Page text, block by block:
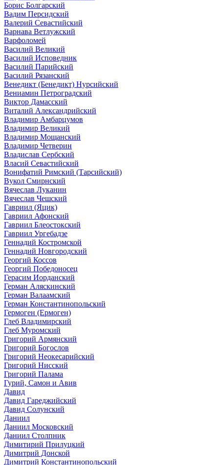
Борис Болгарский
Вадим Персидский
Валерий Севастийский
Варнава Ветлужский
Варфоломей
Василий Великий
Василий Исповедник
Василий Парийский
Василий Рязанский
Венедикт (Бенедикт) Нурсийский
Вениамин Петроградский
Виктор Дамасский
Виталий Александрийский
Владимир Амбарцумов
Владимир Великий
Владимир Мощанский
Владимир Четверин
Владислав Сербский
Власий Севастийский
Вонифатий Римский (Тарсийский)
Вукол Смирнский
Вячеслав Луканин
Вячеслав Чешский
Гавриил (Яцик)
Гавриил Афонский
Гавриил Блеостокский
Гавриил Ургебадзе
Геннадий Костромской
Геннадий Новгородский
Георгий Коссов
Георгий Победоносец
Герасим Иорданский
Герман Аляскинский
Герман Валаамский
Герман Константинопольский
Гермоген (Ермоген)
Глеб Владимирский
Глеб Муромский
Григорий Армянский
Григорий Богослов
Григорий Неокесарийский
Григорий Нисский
Григорий Палама
Гурий, Самон и Авив
Давид
Давид Гареджийский
Давид Солунский
Даниил
Даниил Московский
Даниил Столпник
Димитирий Прилуцкий
Димитрий Донской
Димитрий Константинопольский